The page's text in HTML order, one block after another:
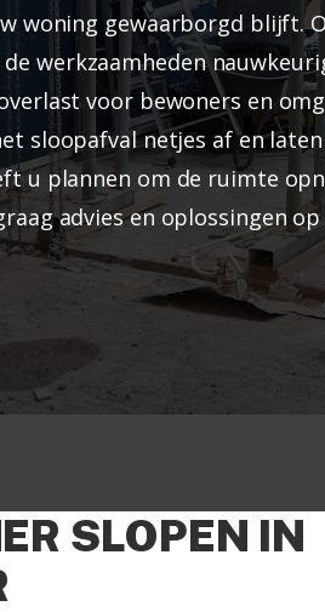
woning gewaarborgd blijft.
werkzaamheden
voor bewoners en
sloopafval netjes af en
u plannen om de ruimte
advies en oplossingen
SLOPEN IN